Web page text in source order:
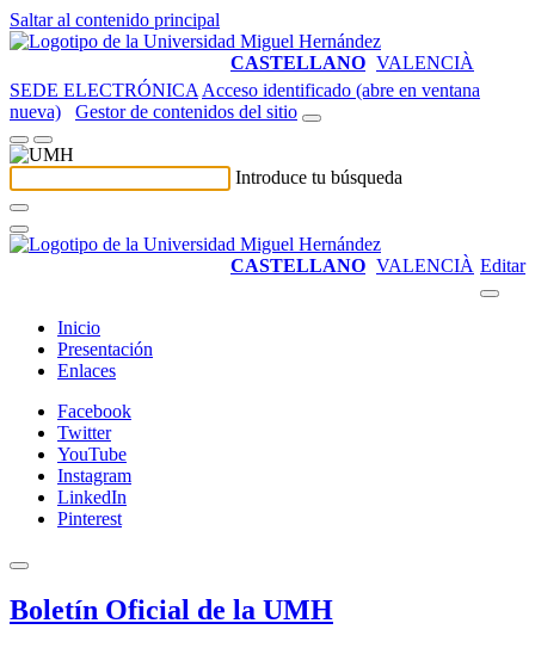
Saltar al contenido principal
CASTELLANO VALENCIÀ
SEDE ELECTRÓNICA Acceso identificado (abre en ventana
nueva)
Gestor de contenidos del sitio
Introduce tu búsqueda
CASTELLANO VALENCIÀ Editar
Inicio
Presentación
Enlaces
Facebook
Twitter
YouTube
Instagram
LinkedIn
Pinterest
Boletín Oficial de la UMH